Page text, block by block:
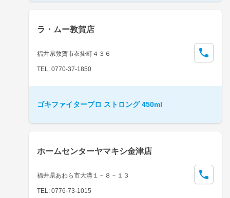
ラ・ムー敦賀店
福井県敦賀市衣掛町４３６
TEL: 0770-37-1850
ゴキファイタープロ ストロング 450ml
ホームセンターヤマキシ金津店
福井県あわら市大溝１－８－１３
TEL: 0776-73-1015